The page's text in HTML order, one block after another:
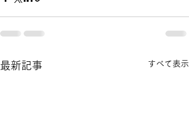
最新記事 すべて表示